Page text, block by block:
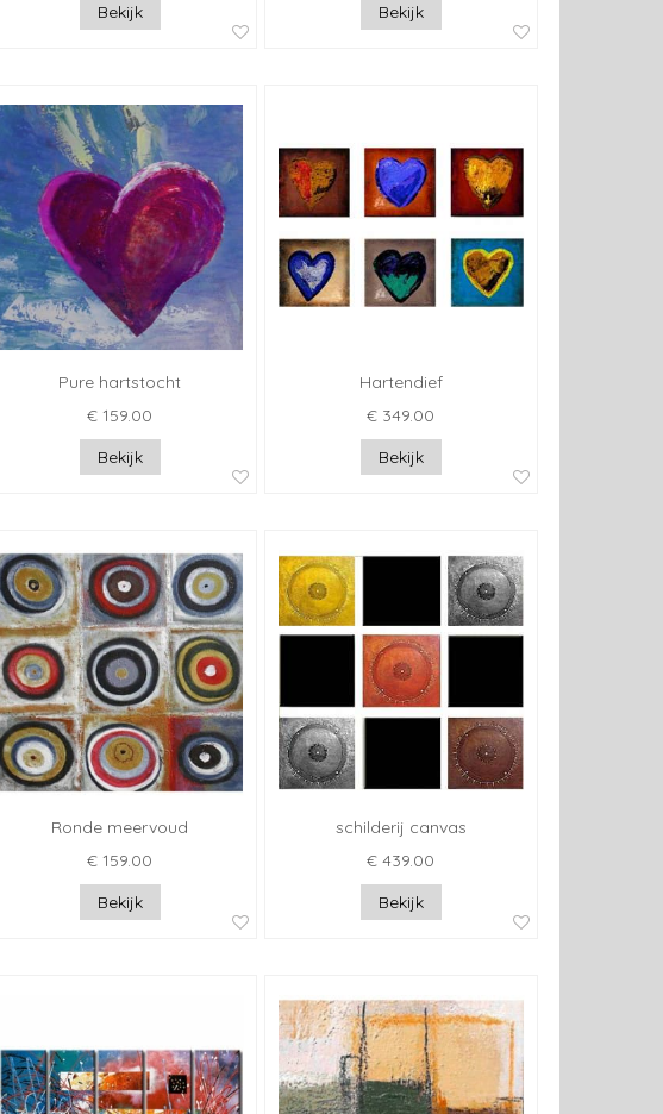
Bekijk
Bekijk
Pure hartstocht
€ 159.00
Bekijk
Hartendief
€ 349.00
Bekijk
Ronde meervoud
€ 159.00
Bekijk
schilderij canvas
€ 439.00
Bekijk